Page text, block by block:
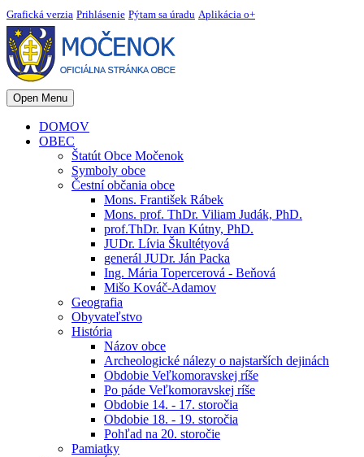
Grafická verzia Prihlásenie Pýtam sa úradu Aplikácia o+
Open Menu
DOMOV
OBEC
Štatút Obce Močenok
Symboly obce
Čestní občania obce
Mons. František Rábek
Mons. prof. ThDr. Viliam Judák, PhD.
prof.ThDr. Ivan Kútny, PhD.
JUDr. Lívia Škultétyová
generál JUDr. Ján Packa
Ing. Mária Topercerová - Beňová
Mišo Kováč-Adamov
Geografia
Obyvateľstvo
História
Názov obce
Archeologické nálezy o najstarších dejinách
Obdobie Veľkomoravskej ríše
Po páde Veľkomoravskej ríše
Obdobie 14. - 17. storočia
Obdobie 18. - 19. storočia
Pohľad na 20. storočie
Pamiatky